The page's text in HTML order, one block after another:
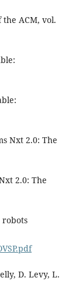
the ACM, vol.
Nxt 2.0: The
2.0: The
robots
D. Levy, L.